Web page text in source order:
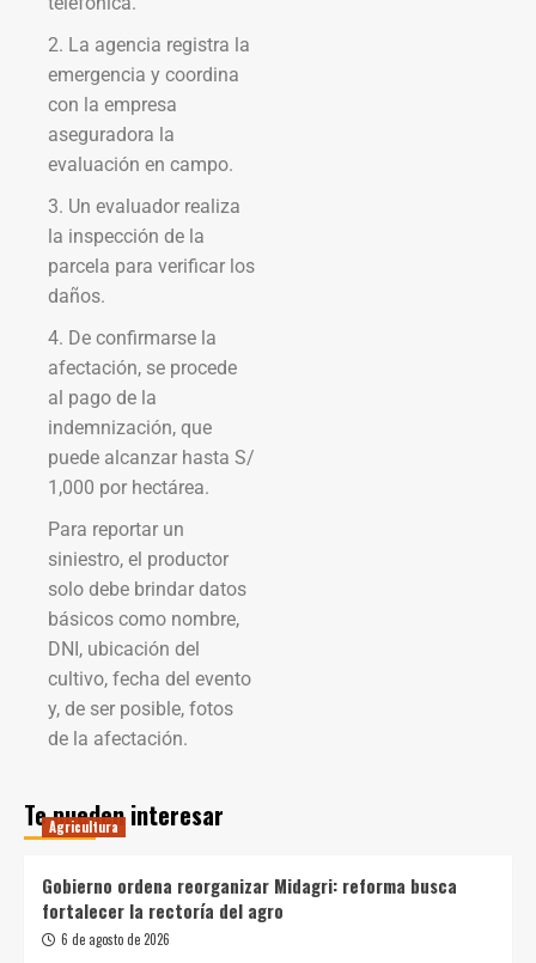
2. La agencia registra la
emergencia y coordina
con la empresa
aseguradora la
evaluación en campo.
3. Un evaluador realiza
la inspección de la
parcela para verificar los
daños.
4. De confirmarse la
afectación, se procede
al pago de la
indemnización, que
puede alcanzar hasta S/
1,000 por hectárea.
Para reportar un
siniestro, el productor
solo debe brindar datos
básicos como nombre,
DNI, ubicación del
cultivo, fecha del evento
y, de ser posible, fotos
de la afectación.
Te pueden interesar
Agricultura
Gobierno ordena reorganizar Midagri: reforma busca
fortalecer la rectoría del agro
6 de agosto de 2026